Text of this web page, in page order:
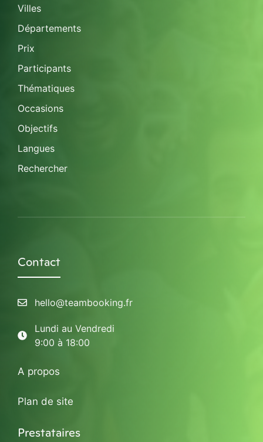
Villes
Départements
Prix
Participants
Thématiques
Occasions
Objectifs
Langues
Rechercher
Contact
hello@teambooking.fr
Lundi au Vendredi
9:00 à 18:00
A propos
Plan de site
Prestataires